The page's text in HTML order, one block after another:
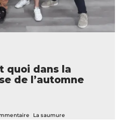
quoi dans la
de l’automne
La saumure